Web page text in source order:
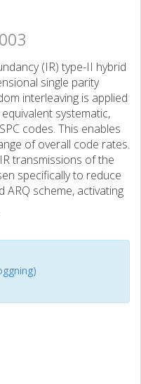
(IR) type-II hybrid
single parity
interleaving is applied
systematic,
codes. This enables
of overall code rates.
transmissions of the
specifically to reduce
scheme, activating
puncturing pattern and
an
the overall
each data frame
of a minimum